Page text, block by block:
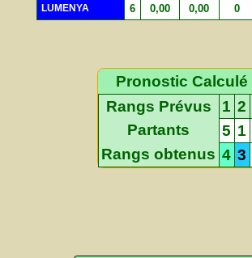
LUMENYA 6 0,00 0,00 0
Pronostic Calculé
Rangs Prévus
1 2
Partants
5 1
Rangs obtenus 4 3